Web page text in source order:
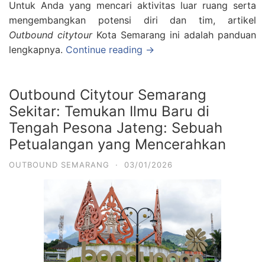
Untuk Anda yang mencari aktivitas luar ruang serta
mengembangkan potensi diri dan tim, artikel
Outbound citytourKota Semarang ini adalah panduan
lengkapnya. Continue reading →
Outbound Citytour Semarang
Sekitar: Temukan Ilmu Baru di
Tengah Pesona Jateng: Sebuah
Petualangan yang Mencerahkan
OUTBOUND SEMARANG · 03/01/2026